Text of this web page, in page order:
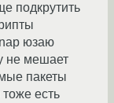
подкрутить
юзаю
не мешает
пакеты
есть